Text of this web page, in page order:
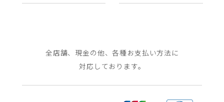
全店舗、現金の他、各種お支払い方法に
対応しております。